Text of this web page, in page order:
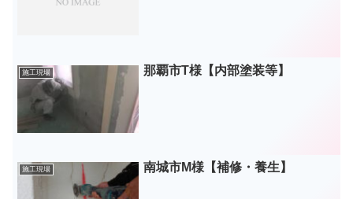
施工現場 那覇市T様【内部塗装等】
施工現場 南城市M様【補修・養生】